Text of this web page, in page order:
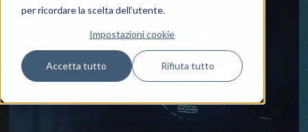
per ricordare la scelta dell’utente.
Impostazioni cookie
Accetta tutto Rifiuta tutto